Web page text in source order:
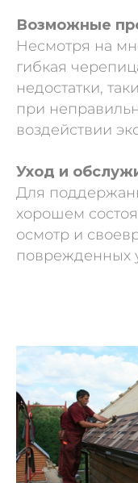
Возможные
Несмотря на
гибкая
недостатки,
при
воздействии
Уход и
Для
хорошем
осмотр и
поврежденных